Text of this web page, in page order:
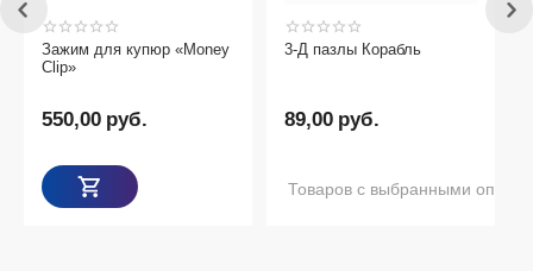
Зажим для купюр «Money
Clip»
550,00 руб.
3-Д пазлы Корабль
89,00 руб.
Товаров с выбранными